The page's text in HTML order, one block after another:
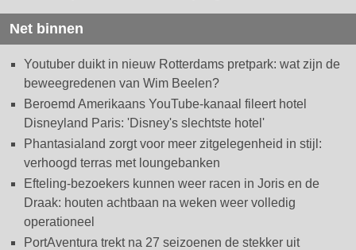
Net binnen
Youtuber duikt in nieuw Rotterdams pretpark: wat zijn de
beweegredenen van Wim Beelen?
Beroemd Amerikaans YouTube-kanaal fileert hotel
Disneyland Paris: 'Disney's slechtste hotel'
Phantasialand zorgt voor meer zitgelegenheid in stijl:
verhoogd terras met loungebanken
Efteling-bezoekers kunnen weer racen in Joris en de
Draak: houten achtbaan na weken weer volledig
operationeel
PortAventura trekt na 27 seizoenen de stekker uit